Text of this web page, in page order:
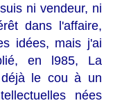
ni vendeur, ni
dans l'affaire,
idées, mais j'ai
en l985, La
le cou à un
nées